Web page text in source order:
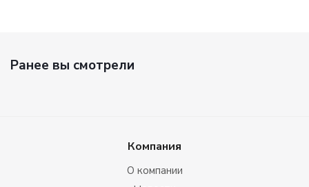
Ранее вы смотрели
Компания
О компании